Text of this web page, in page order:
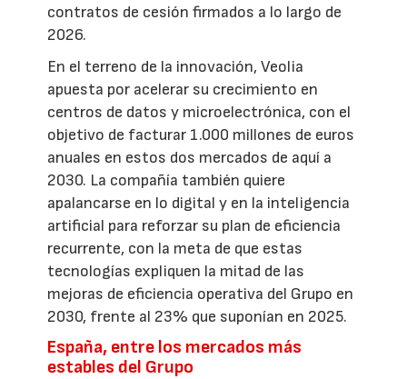
contratos de cesión firmados a lo largo de
2026.
En el terreno de la innovación, Veolia
apuesta por acelerar su crecimiento en
centros de datos y microelectrónica, con el
objetivo de facturar 1.000 millones de euros
anuales en estos dos mercados de aquí a
2030. La compañía también quiere
apalancarse en lo digital y en la inteligencia
artificial para reforzar su plan de eficiencia
recurrente, con la meta de que estas
tecnologías expliquen la mitad de las
mejoras de eficiencia operativa del Grupo en
2030, frente al 23% que suponían en 2025.
España, entre los mercados más
estables del Grupo